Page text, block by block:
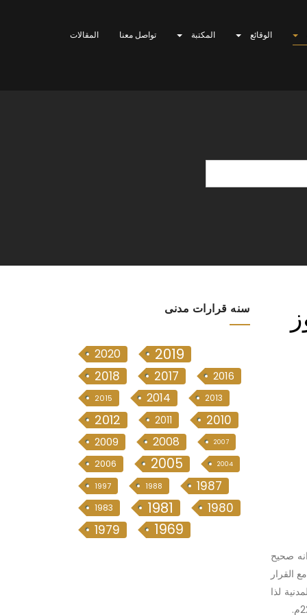
الوقائع المكتبة تواصل معنا المقالات
صحيح
القرار
من قانون المرافعات المدنية لذا
سنە قرارات مدنی
2020 2019
2018 2017 2016
2015 2014 2013
2012 2011 2010
2009 2008 2007
2006 2005 2004
1997 1988 1987
1983 1981
1980
1979
1969